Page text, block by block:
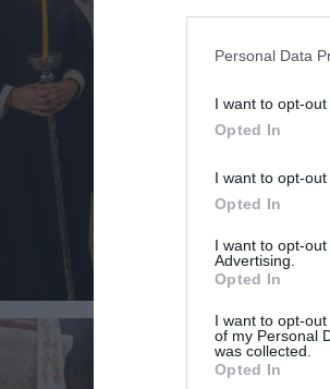
Personal Data
I want to opt-
Opted In
I want to opt-
Opted In
I want to opt-
Advertising.
Opted In
I want to opt-
of my Personal
was collected.
Opted In